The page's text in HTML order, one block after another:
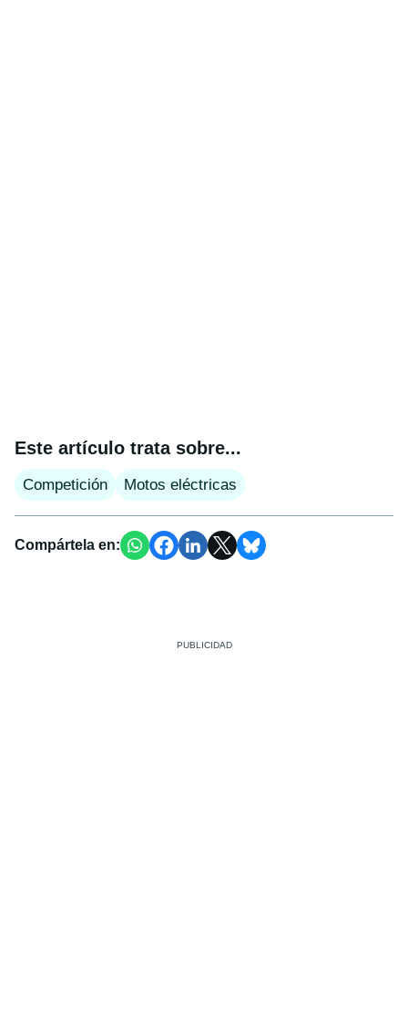
Este artículo trata sobre...
Competición Motos eléctricas
Compártela en: